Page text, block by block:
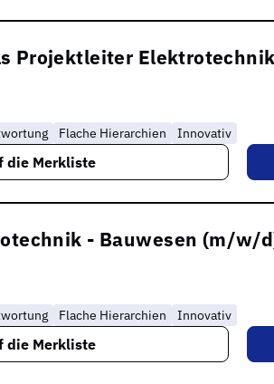
Projektleiter
Flache Hierarchien Innovativ
die Merkliste
- Bauwesen (m/w/
Flache Hierarchien Innovativ
die Merkliste